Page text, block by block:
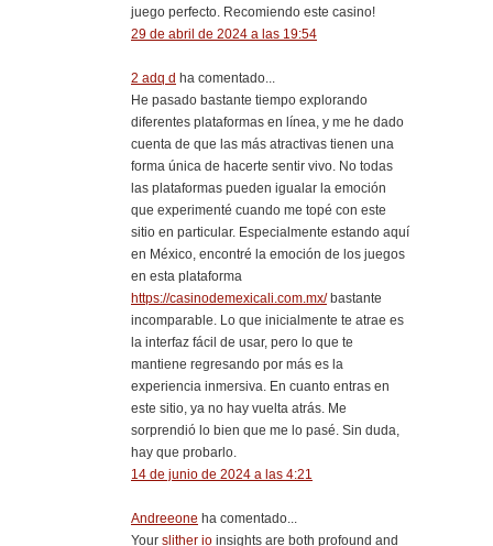
juego perfecto. Recomiendo este casino!
29 de abril de 2024 a las 19:54
2 adq d ha comentado...
He pasado bastante tiempo explorando
diferentes plataformas en línea, y me he dado
cuenta de que las más atractivas tienen una
forma única de hacerte sentir vivo. No todas
las plataformas pueden igualar la emoción
que experimenté cuando me topé con este
sitio en particular. Especialmente estando aquí
en México, encontré la emoción de los juegos
en esta plataforma
https://casinodemexicali.com.mx/bastante
incomparable. Lo que inicialmente te atrae es
la interfaz fácil de usar, pero lo que te
mantiene regresando por más es la
experiencia inmersiva. En cuanto entras en
este sitio, ya no hay vuelta atrás. Me
sorprendió lo bien que me lo pasé. Sin duda,
hay que probarlo.
14 de junio de 2024 a las 4:21
Andreeone ha comentado...
Your slither io insights are both profound and